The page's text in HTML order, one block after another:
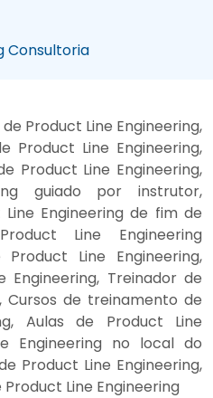
Consultoria
Product Line Engineering,
Product Line Engineering,
Product Line Engineering,
guiado por instrutor,
Engineering de fim de
Line Engineering
Line Engineering,
Engineering, Treinador de
Cursos de treinamento de
Aulas de Product Line
Engineering no local do
Product Line Engineering,
Line Engineering